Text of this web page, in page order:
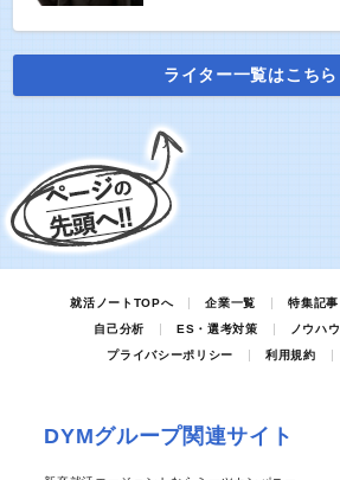
ライター一覧はこちら
就活ノートTOPへ 企業一覧 特集記事
自己分析
ES・選考対策 ノウハウ
プライバシーポリシー
利用規約
DYMグループ関連サイト